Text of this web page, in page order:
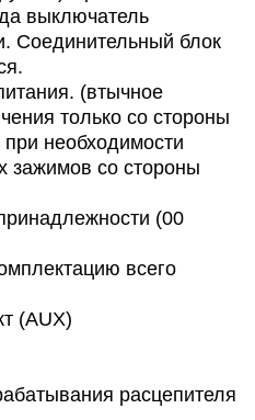
выключатель
Соединительный блок
(втычное
только со стороны
необходимости
зажимов со стороны
(00
всего
(AUX)
расцепителя